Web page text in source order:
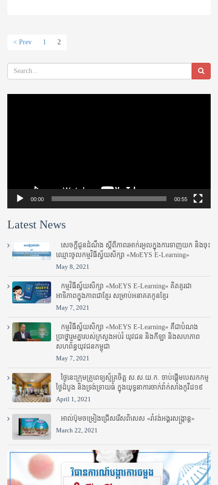
< Prev 1 2
00:00 00:55
Latest News
សេចក្តីជូនដំណឹង ស្តី​ពីភាព​រអាក់រអួល​ក្នុងការ​ទាញ​យក និង​ចុះ​
ឈ្មោះ​ចូល​កម្មវិធី​ស្វ័យសិក្សា «MoEYS E-Learning»
May 8, 2021
កម្មវិធីស្វ័យសិក្សា «MoEYS E-Learning» គិតគូរជា
អាទិភាពក្នុងភាពជាខ្មែរ សម្រាប់អនាគតកូនខ្មែរ
May 7, 2021
កម្មវិធីស្វ័យសិក្សា «MoEYS E-Learning» គឺជាបំណង
ប្រាថ្នារួមគ្នារបស់ក្រសួងអប់រំ​ យុវជន និងកីឡា និងសហភាព
សហព័ន្ធយុវជនកម្ពុជា
May 7, 2021
ថ្ងៃនេះក្រុមគ្រូពេទ្យស្ម័គ្រចិត្ត ស.ស.យ.ក. ចាប់ផ្តើមបេសកកម្ម
ថ្ងៃដំបូង និងទ្រង់ទ្រាយធំ ក្នុងយុទ្ធនាការចាក់វ៉ាក់សាំងកូវីដ១៩
April 1, 2021
អាល់ប៊ុមចម្រៀងជ្រើសរើសពិសេស «រាំវង់អង្គរសង្ក្រាន្ត»
March 22, 2021